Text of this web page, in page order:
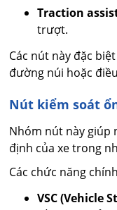
Traction
trượt.
Các nút này đặc
đường núi hoặc
Nút kiểm soát
Nhóm nút này giúp
định của xe trong
Các chức năng
VSC (Vehicle